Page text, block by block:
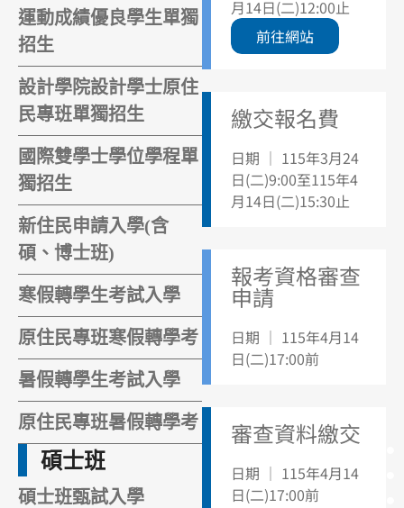
運動成績優良學生單獨
招生
設計學院設計學士原住
民專班單獨招生
國際雙學士學位學程單
獨招生
新住民申請入學(含
碩、博士班)
寒假轉學生考試入學
原住民專班寒假轉學考
暑假轉學生考試入學
原住民專班暑假轉學考
碩士班
碩士班甄試入學
月14日(二)12:00止
前往網站
繳交報名費
日期 ｜ 115年3月24
日(二)9:00至115年4
月14日(二)15:30止
報考資格審查
申請
日期 ｜ 115年4月14
日(二)17:00前
審查資料繳交
日期 ｜ 115年4月14
日(二)17:00前